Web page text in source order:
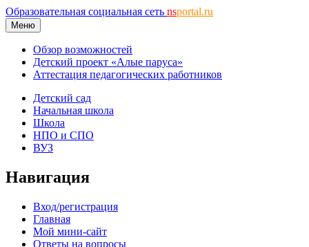
Образовательная социальная сеть nsportal.ru
Меню
Обзор возможностей
Детский проект «Алые паруса»
Аттестация педагогических работников
Детский сад
Начальная школа
Школа
НПО и СПО
ВУЗ
Навигация
Вход/регистрация
Главная
Мой мини-сайт
Ответы на вопросы